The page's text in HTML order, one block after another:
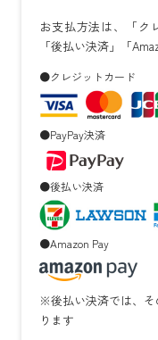
お支払方法は、「ク
「後払い決済」「
●クレジットカード
●PayPay決済
●後払い決済
●Amazon Pay
※後払い決済では、
ります